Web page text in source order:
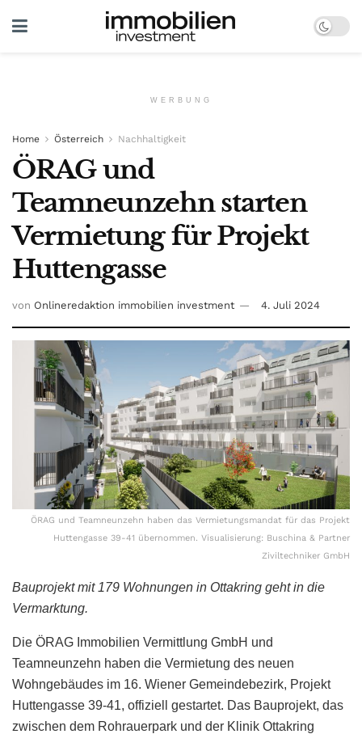
WERBUNG
Home Österreich Nachhaltigkeit
ÖRAG und
Teamneunzehn starten
Vermietung für Projekt
Huttengasse
von Onlineredaktion immobilien investment 4. Juli 2024
ÖRAG und Teamneunzehn haben das Vermietungsmandat für das Projekt
Huttengasse 39-41 übernommen. Visualisierung: Buschina & Partner
Ziviltechniker GmbH
Bauprojekt mit 179 Wohnungen in Ottakring geht in die
Vermarktung.
Die ÖRAG Immobilien Vermittlung GmbH und
Teamneunzehn haben die Vermietung des neuen
Wohngebäudes im 16. Wiener Gemeindebezirk, Projekt
Huttengasse 39-41, offiziell gestartet. Das Bauprojekt, das
zwischen dem Rohrauerpark und der Klinik Ottakring